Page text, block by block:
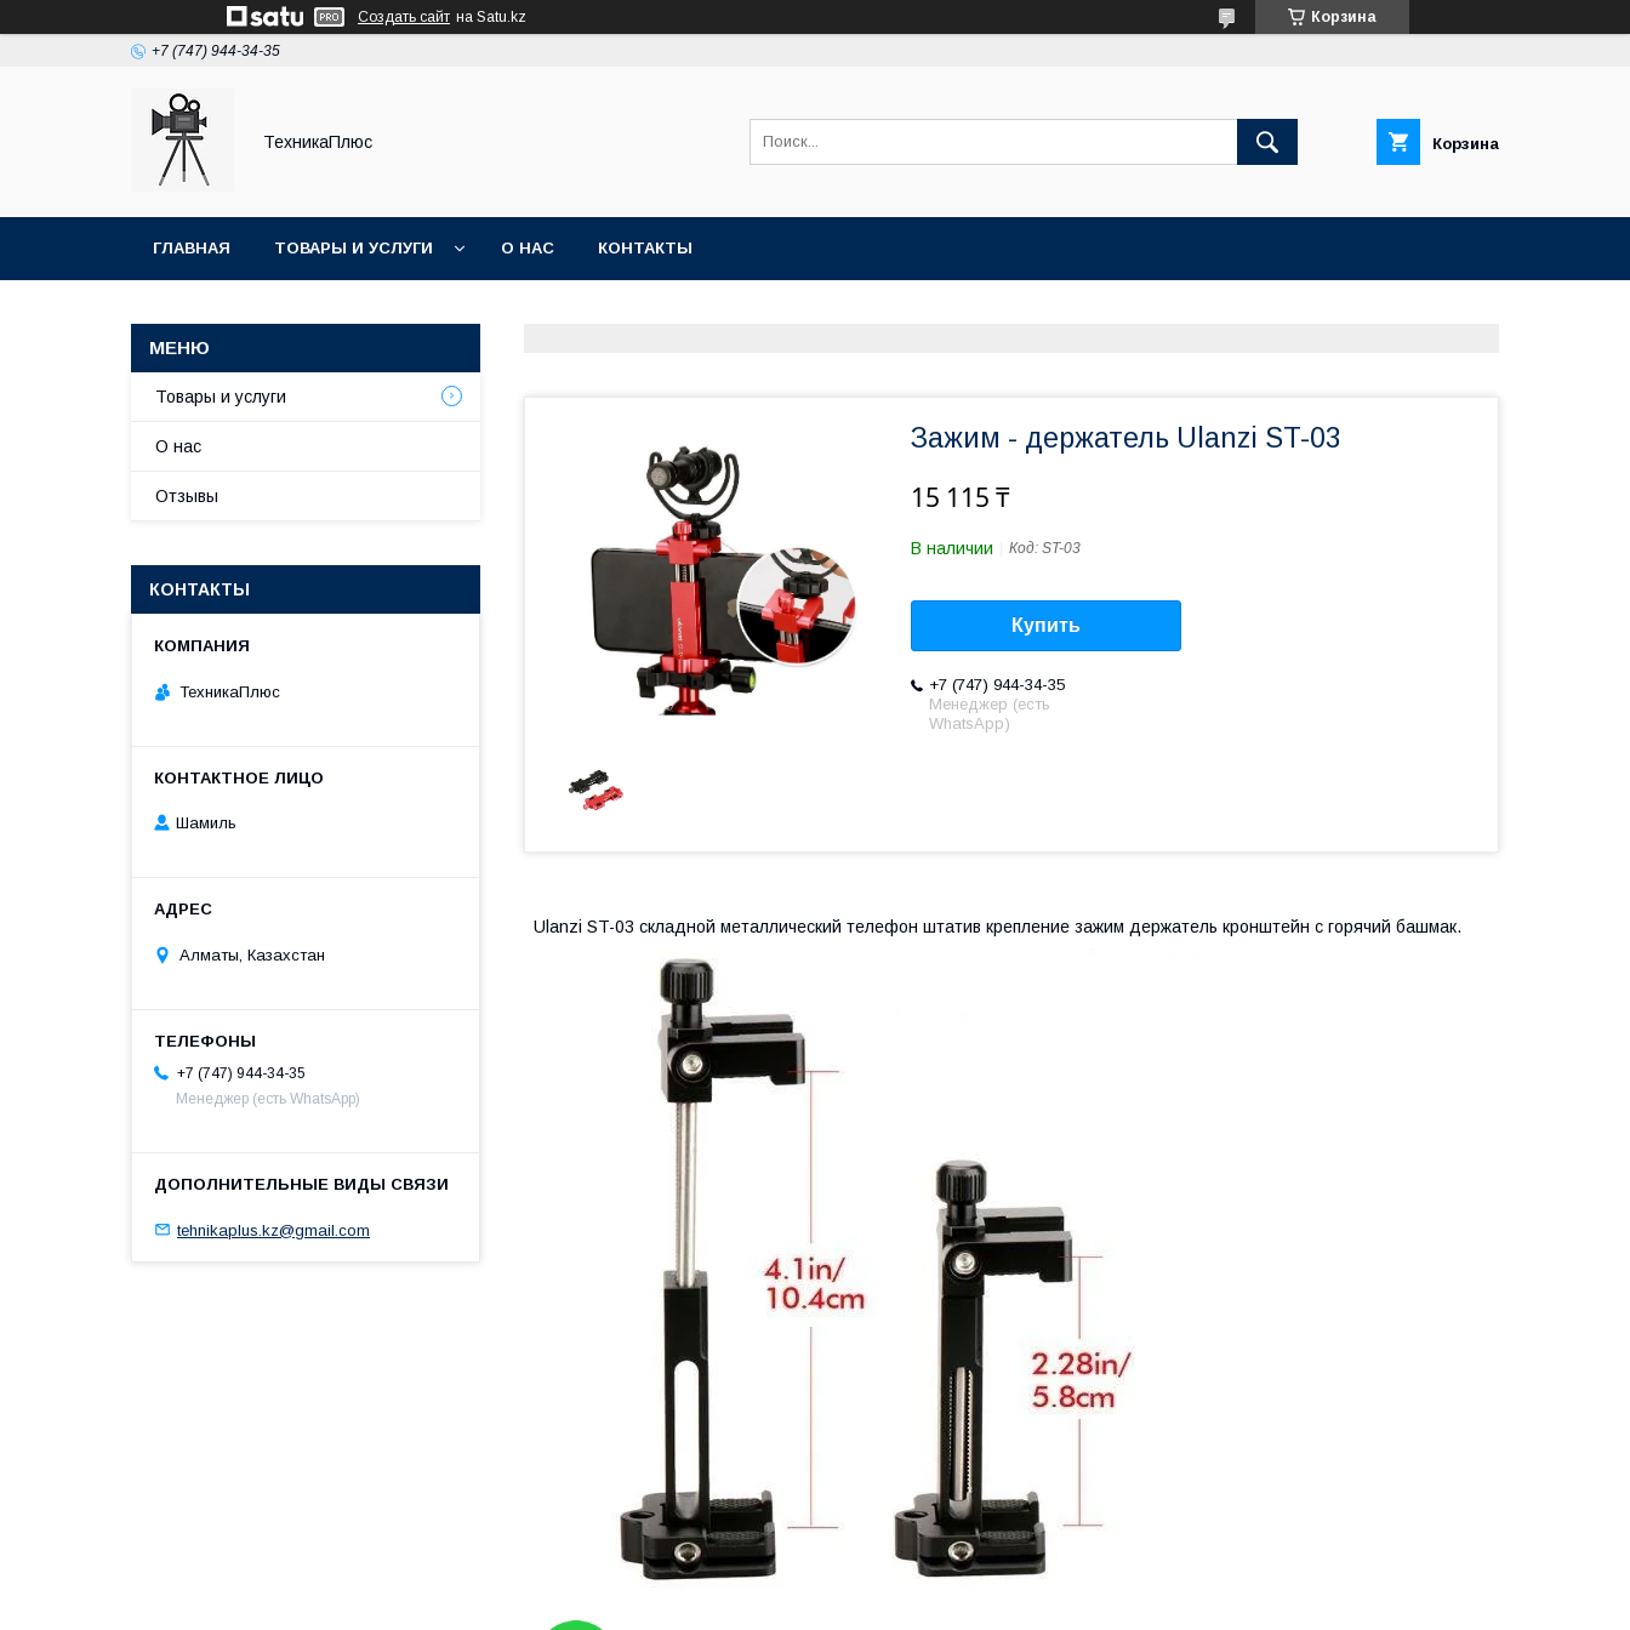
Создать сайт на Satu.kz Корзина
+7 (747) 944-34-35
ТехникаПлюс Корзина
ГЛАВНАЯ ТОВАРЫ И УСЛУГИ О НАС КОНТАКТЫ
Зажим - держатель Ulanzi ST-03
15 115 ₸
В наличии Код: ST-03
Купить
+7 (747) 944-34-35
Менеджер (есть
WhatsApp)
Ulanzi ST-03 складной металлический телефон штатив крепление зажим держатель кронштейн с горячий башмак.
Товары и услуги
О нас
Отзывы
КОНТАКТЫ
ТехникаПлюс
Шамиль
Алматы, Казахстан
+7 (747) 944-34-35
Менеджер (есть WhatsApp)
tehnikaplus.kz@gmail.com